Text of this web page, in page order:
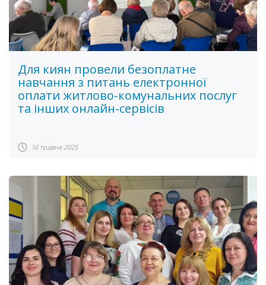
Для киян провели безоплатне
навчання з питань електронної
оплати житлово-комунальних послуг
та інших онлайн-сервісів
16 травня 2025